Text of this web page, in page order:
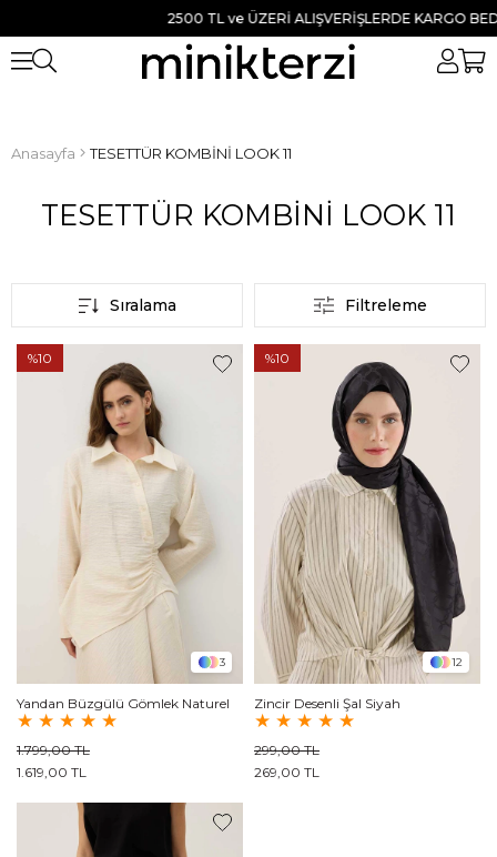
2500 TL ve ÜZERİ ALIŞVERİŞLERDE KARGO
Anasayfa TESETTÜR KOMBİNİ LOOK 11
TESETTÜR KOMBİNİ LOOK 11
Filtreleme
Sıralama
3
Yandan Büzgülü Gömlek Naturel
★ ★ ★ ★ ★
1.619,00 TL
1.799,00 TL
%10
12
Zincir Desenli Şal Siyah
★ ★ ★ ★ ★
269,00 TL
299,00 TL
%10